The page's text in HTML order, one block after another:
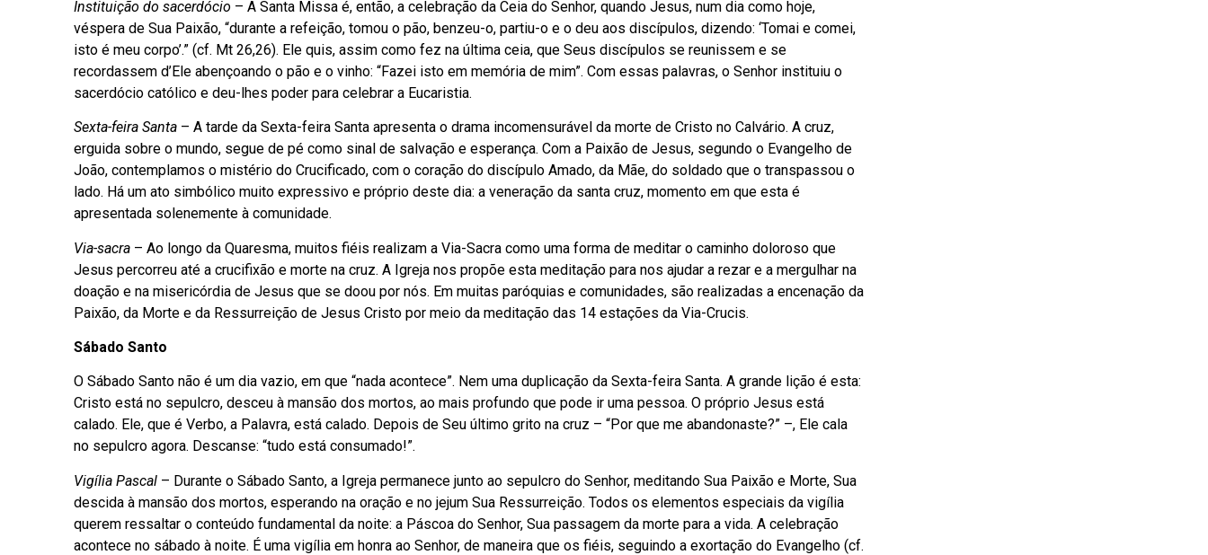
Instituição do sacerdócio – A Santa Missa é, então, a celebração da Ceia do Senhor, quando Jesus, num dia como hoje,
véspera de Sua Paixão, “durante a refeição, tomou o pão, benzeu-o, partiu-o e o deu aos discípulos, dizendo: ‘Tomai e comei,
isto é meu corpo’.” (cf. Mt 26,26). Ele quis, assim como fez na última ceia, que Seus discípulos se reunissem e se
recordassem d’Ele abençoando o pão e o vinho: “Fazei isto em memória de mim”. Com essas palavras, o Senhor instituiu o
sacerdócio católico e deu-lhes poder para celebrar a Eucaristia.
Sexta-feira Santa – A tarde da Sexta-feira Santa apresenta o drama incomensurável da morte de Cristo no Calvário. A cruz,
erguida sobre o mundo, segue de pé como sinal de salvação e esperança. Com a Paixão de Jesus, segundo o Evangelho de
João, contemplamos o mistério do Crucificado, com o coração do discípulo Amado, da Mãe, do soldado que o transpassou o
lado. Há um ato simbólico muito expressivo e próprio deste dia: a veneração da santa cruz, momento em que esta é
apresentada solenemente à comunidade.
Via-sacra – Ao longo da Quaresma, muitos fiéis realizam a Via-Sacra como uma forma de meditar o caminho doloroso que
Jesus percorreu até a crucifixão e morte na cruz. A Igreja nos propõe esta meditação para nos ajudar a rezar e a mergulhar na
doação e na misericórdia de Jesus que se doou por nós. Em muitas paróquias e comunidades, são realizadas a encenação da
Paixão, da Morte e da Ressurreição de Jesus Cristo por meio da meditação das 14 estações da Via-Crucis.
Sábado Santo
O Sábado Santo não é um dia vazio, em que “nada acontece”. Nem uma duplicação da Sexta-feira Santa. A grande lição é esta:
Cristo está no sepulcro, desceu à mansão dos mortos, ao mais profundo que pode ir uma pessoa. O próprio Jesus está
calado. Ele, que é Verbo, a Palavra, está calado. Depois de Seu último grito na cruz – “Por que me abandonaste?” –, Ele cala
no sepulcro agora. Descanse: “tudo está consumado!”.
Vigília Pascal – Durante o Sábado Santo, a Igreja permanece junto ao sepulcro do Senhor, meditando Sua Paixão e Morte, Sua
descida à mansão dos mortos, esperando na oração e no jejum Sua Ressurreição. Todos os elementos especiais da vigília
querem ressaltar o conteúdo fundamental da noite: a Páscoa do Senhor, Sua passagem da morte para a vida. A celebração
acontece no sábado à noite. É uma vigília em honra ao Senhor, de maneira que os fiéis, seguindo a exortação do Evangelho (cf.